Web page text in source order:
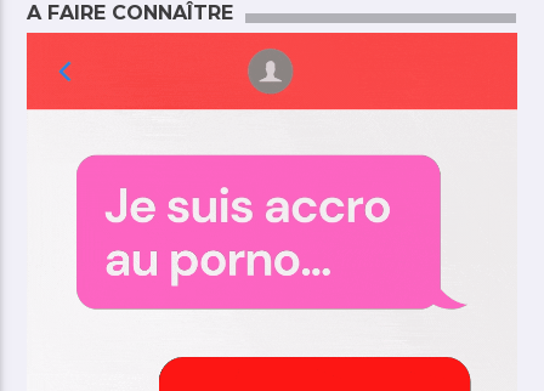
A FAIRE CONNAÎTRE